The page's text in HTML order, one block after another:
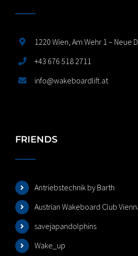
1220 Wien, Am Wehr 1 – Neue
+43 676 518 2711
info@wakeboardlift.at
FRIENDS
Antriebstechnik by Barth
Austrian Wakeboard Club
savejapandolphins
Wake_up